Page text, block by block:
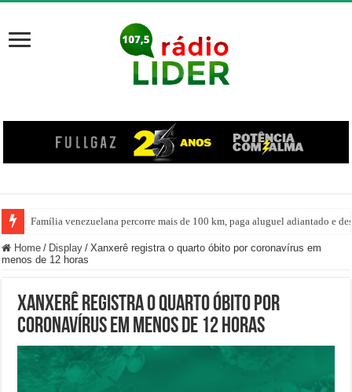
Família venezuelana percorre mais de 100 km, paga aluguel adiantado e
Home / Display / Xanxerê registra o quarto óbito por coronavírus em
menos de 12 horas
Xanxerê registra o quarto óbito por
coronavírus em menos de 12 horas